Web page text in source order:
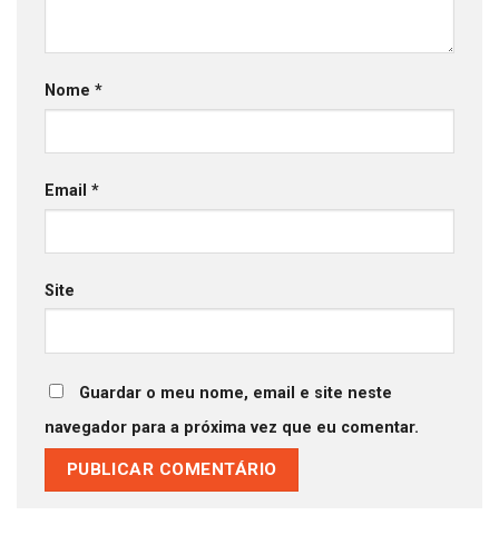
Nome *
Email *
Site
Guardar o meu nome, email e site neste
navegador para a próxima vez que eu comentar.